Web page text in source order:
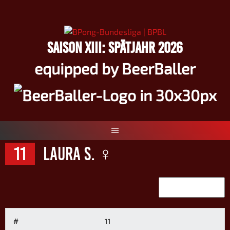
SAISON XIII: SPÄTJAHR 2026
equipped by BeerBaller
11 Laura S. ♀
# 11